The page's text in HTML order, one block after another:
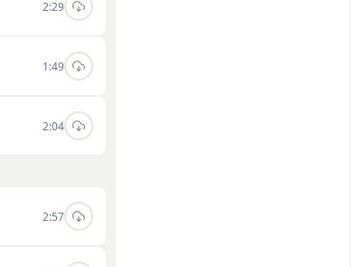
2:29
1:49
2:04
2:57